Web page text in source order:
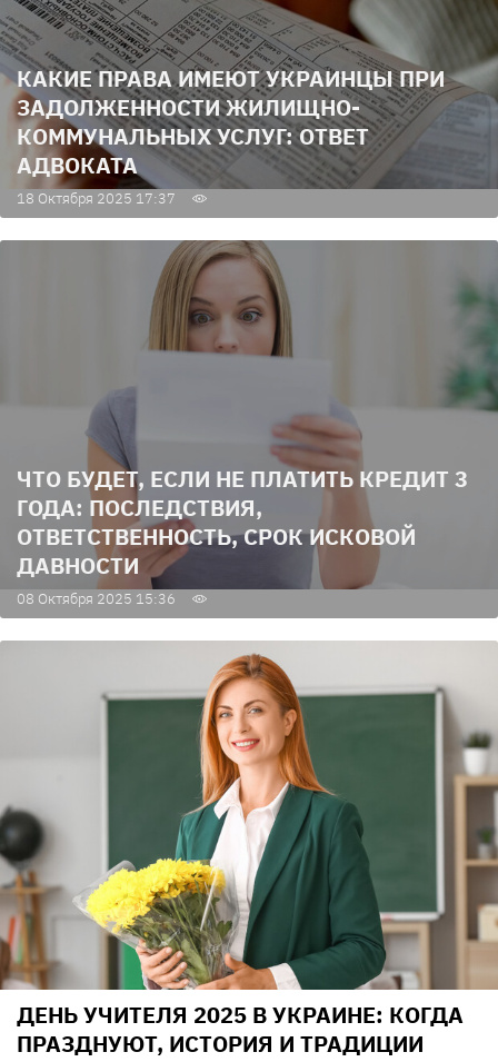
КАКИЕ ПРАВА ИМЕЮТ УКРАИНЦЫ ПРИ
ЗАДОЛЖЕННОСТИ ЖИЛИЩНО-
КОММУНАЛЬНЫХ УСЛУГ: ОТВЕТ
АДВОКАТА
18 Октября 2025 17:37
ЧТО БУДЕТ, ЕСЛИ НЕ ПЛАТИТЬ КРЕДИТ 3
ГОДА: ПОСЛЕДСТВИЯ,
ОТВЕТСТВЕННОСТЬ, СРОК ИСКОВОЙ
ДАВНОСТИ
08 Октября 2025 15:36
ДЕНЬ УЧИТЕЛЯ 2025 В УКРАИНЕ: КОГДА
ПРАЗДНУЮТ, ИСТОРИЯ И ТРАДИЦИИ